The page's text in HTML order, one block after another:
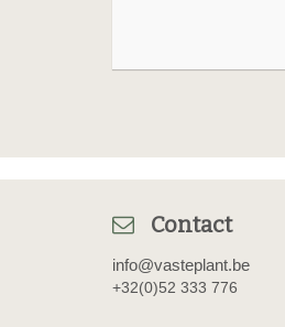
Contact
info@vasteplant.be
+32(0)52 333 776